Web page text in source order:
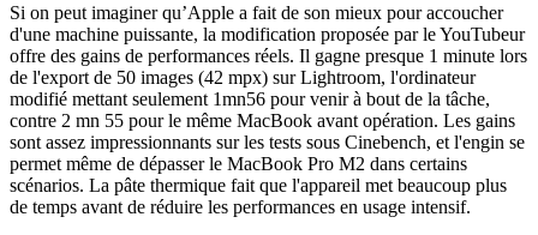
Si on peut imaginer qu’Apple a fait de son mieux pour accoucher
d'une machine puissante, la modification proposée par le YouTubeur
offre des gains de performances réels. Il gagne presque 1 minute lors
de l'export de 50 images (42 mpx) sur Lightroom, l'ordinateur
modifié mettant seulement 1mn56 pour venir à bout de la tâche,
contre 2 mn 55 pour le même MacBook avant opération. Les gains
sont assez impressionnants sur les tests sous Cinebench, et l'engin se
permet même de dépasser le MacBook Pro M2 dans certains
scénarios. La pâte thermique fait que l'appareil met beaucoup plus
de temps avant de réduire les performances en usage intensif.